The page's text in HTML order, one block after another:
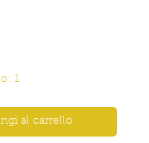
1
al carrello